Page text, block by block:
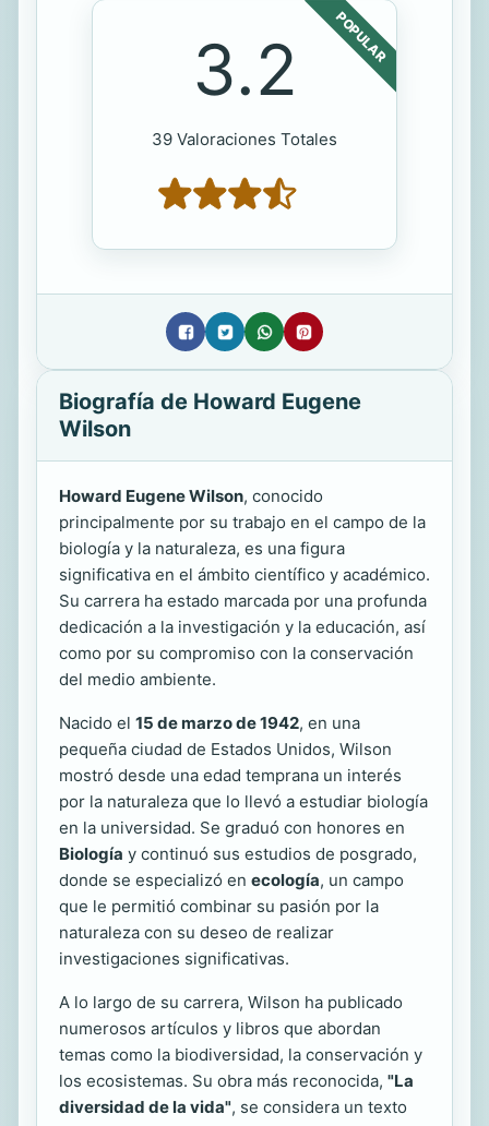
POPULAR
3.2
39 Valoraciones Totales
Biografía de Howard Eugene
Wilson
Howard Eugene Wilson, conocido
principalmente por su trabajo en el campo de la
biología y la naturaleza, es una figura
significativa en el ámbito científico y académico.
Su carrera ha estado marcada por una profunda
dedicación a la investigación y la educación, así
como por su compromiso con la conservación
del medio ambiente.
Nacido el 15 de marzo de 1942, en una
pequeña ciudad de Estados Unidos, Wilson
mostró desde una edad temprana un interés
por la naturaleza que lo llevó a estudiar biología
en la universidad. Se graduó con honores en
Biología y continuó sus estudios de posgrado,
donde se especializó en ecología, un campo
que le permitió combinar su pasión por la
naturaleza con su deseo de realizar
investigaciones significativas.
A lo largo de su carrera, Wilson ha publicado
numerosos artículos y libros que abordan
temas como la biodiversidad, la conservación y
los ecosistemas. Su obra más reconocida, "La
diversidad de la vida", se considera un texto